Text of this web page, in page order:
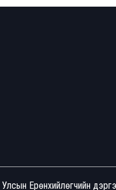
Ерөнхийлөгчийн